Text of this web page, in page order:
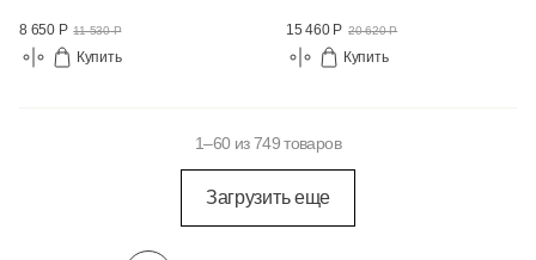
8 650 Р 11 530 Р
Купить
15 460 Р 20 620 Р
Купить
1–60 из 749 товаров
Загрузить еще